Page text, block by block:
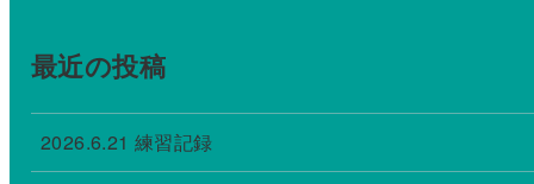
最近の投稿
2026.6.21 練習記録